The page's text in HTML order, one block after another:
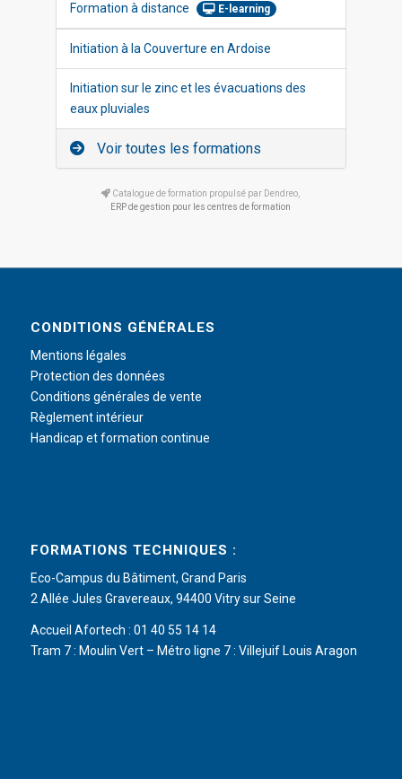
Formation à distance
E-learning
Initiation à la Couverture en Ardoise
Initiation sur le zinc et les évacuations des
eaux pluviales
Voir toutes les formations
Catalogue de formation propulsé par Dendreo,
ERP de gestion pour les centres de formation
CONDITIONS GÉNÉRALES
Mentions légales
Protection des données
Conditions générales de vente
Règlement intérieur
Handicap et formation continue
FORMATIONS TECHNIQUES :
Eco-Campus du Bâtiment, Grand Paris
2 Allée Jules Gravereaux, 94400 Vitry sur Seine
Accueil Afortech : 01 40 55 14 14
Tram 7 : Moulin Vert – Métro ligne 7 : Villejuif Louis Aragon